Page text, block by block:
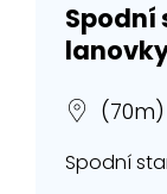
Spodní
(70m)
Spodní